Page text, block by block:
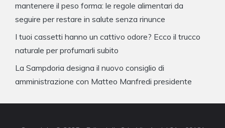
mantenere il peso forma: le regole alimentari da
seguire per restare in salute senza rinunce
I tuoi cassetti hanno un cattivo odore? Ecco il trucco
naturale per profumarli subito
La Sampdoria designa il nuovo consiglio di
amministrazione con Matteo Manfredi presidente